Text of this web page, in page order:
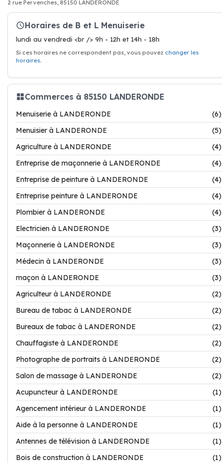
2 rue Pervenches, 85150 LANDERONDE
Horaires de B et L Menuiserie
lundi au vendredi <br /> 9h - 12h et 14h - 18h
Si ces horaires ne correspondent pas, vous pouvez changer les
horaires.
Commerces à 85150 LANDERONDE
Menuiserie à LANDERONDE
(6)
Menuisier à LANDERONDE
(5)
Agriculture à LANDERONDE
(4)
Entreprise de maçonnerie à LANDERONDE
(4)
Entreprise de peinture à LANDERONDE
(4)
Entreprise peinture à LANDERONDE
(4)
Plombier à LANDERONDE
(4)
Electricien à LANDERONDE
(3)
Maçonnerie à LANDERONDE
(3)
Médecin à LANDERONDE
(3)
maçon à LANDERONDE
(3)
Agriculteur à LANDERONDE
(2)
Bureau de tabac à LANDERONDE
(2)
Bureaux de tabac à LANDERONDE
(2)
Chauffagiste à LANDERONDE
(2)
Photographe de portraits à LANDERONDE
(2)
Salon de massage à LANDERONDE
(2)
Acupuncteur à LANDERONDE
(1)
Agencement intérieur à LANDERONDE
(1)
Aide à la personne à LANDERONDE
(1)
Antennes de télévision à LANDERONDE
(1)
Bois de construction à LANDERONDE
(1)